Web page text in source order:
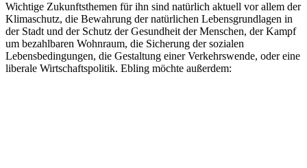
Wichtige Zukunftsthemen für ihn sind natürlich aktuell vor allem der
Klimaschutz, die Bewahrung der natürlichen Lebensgrundlagen in
der Stadt und der Schutz der Gesundheit der Menschen, der Kampf
um bezahlbaren Wohnraum, die Sicherung der sozialen
Lebensbedingungen, die Gestaltung einer Verkehrswende, oder eine
liberale Wirtschaftspolitik. Ebling möchte außerdem: